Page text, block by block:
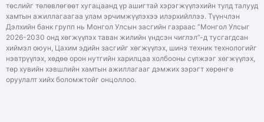
төслийг төлөвлөгөөт хугацаанд үр ашигтай хэрэгжүүлэхийн тулд талууд
хамтын ажиллагаагаа улам эрчимжүүлэхээ илэрхийллээ. Түүнчлэн
Дэлхийн банк групп нь Монгол Улсын засгийн газраас “Монгол Улсыг
2026-2030 онд хөгжүүлэх таван жилийн үндсэн чиглэл”-д тусгагдсан
хиймэл оюун, Цахим эдийн засгийг хөгжүүлэх, шинэ техник технологийг
нэвтрүүлэх, хөдөө орон нутгийн харилцаа холбооны сүлжээг хөгжүүлэх,
төр хувийн хэвшлийн хамтын ажиллагааг дэмжих зэрэгт хөрөнгө
оруулалт хийх боломжтойг онцоллоо.